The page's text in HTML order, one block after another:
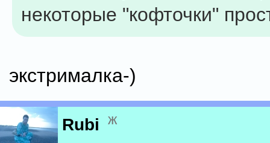
некоторые "кофточки"
экстрималка-)
Rubi ж